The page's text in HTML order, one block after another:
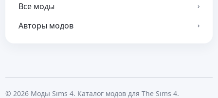
Все моды ›
Авторы модов ›
© 2026 Моды Sims 4. Каталог модов для The Sims 4.